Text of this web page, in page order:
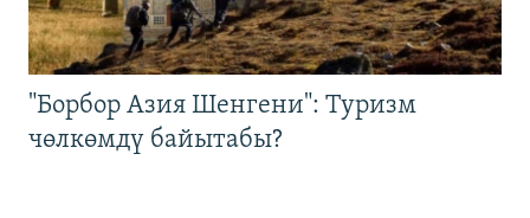
"Борбор Азия Шенгени": Туризм
чөлкөмдү байытабы?